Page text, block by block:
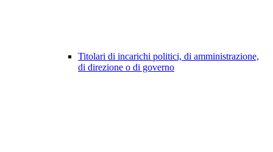
Titolari di incarichi politici, di amministrazione,
di direzione o di governo